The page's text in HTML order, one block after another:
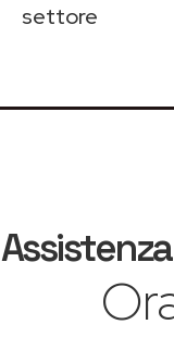
settore
Assistenza